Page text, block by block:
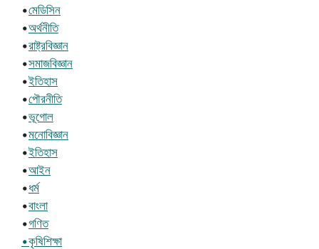
•মেডিসিন
•অর্থনীতি
•রাষ্ট্রবিজ্ঞান
•সমাজবিজ্ঞান
•ইতিহাস
•পৌরনীতি
•ভূগোল
•মনোবিজ্ঞান
•ইতিহাস
•আইন
•ধর্ম
•বাংলা
•গণিত
•কৃষিশিক্ষা